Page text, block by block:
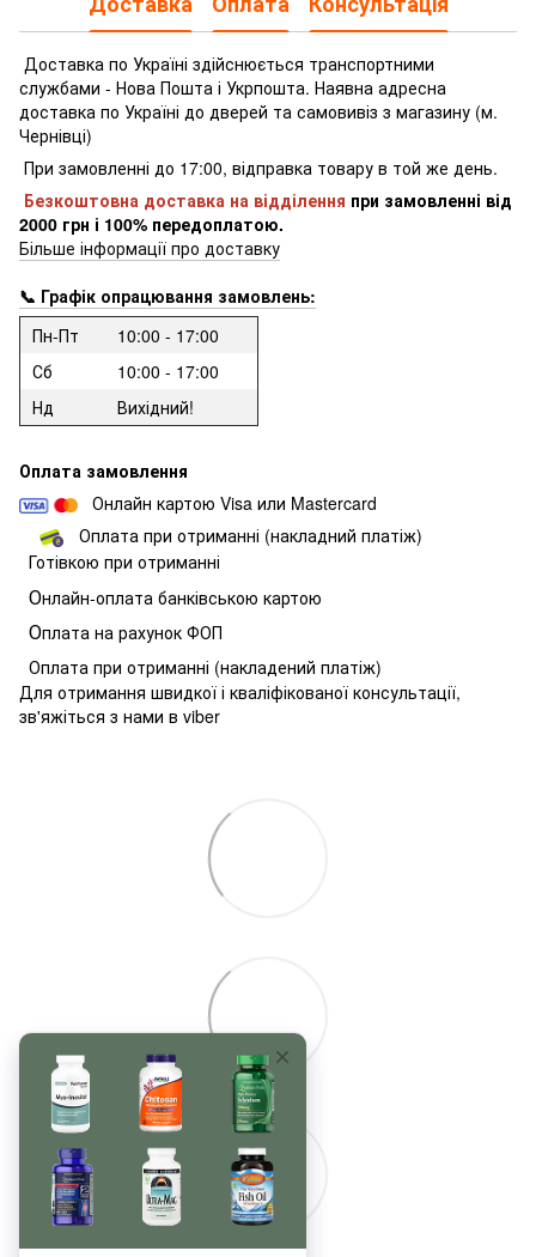
Доставка по Україні здійснюється транспортними
службами - Нова Пошта і Укрпошта. Наявна адресна
доставка по Україні до дверей та самовивіз з магазину (м.
Чернівці)
При замовленні до 17:00, відправка товару в той же день.
Безкоштовна доставка на відділення при замовленні від
2000 грн і 100% передоплатою.
Більше інформації про доставку
📞 Графік опрацювання замовлень:
Пн-Пт
10:00 - 17:00
Сб
10:00 - 17:00
Нд
Вихідний!
Оплата замовлення
Онлайн картою Visa или Mastercard
Оплата при отриманні (накладний платіж)
Готівкою при отриманні
Онлайн-оплата банківською картою
Оплата на рахунок ФОП
Оплата при отриманні (накладений платіж)
Для отримання швидкої і кваліфікованої консультації,
зв'яжіться з нами в viber